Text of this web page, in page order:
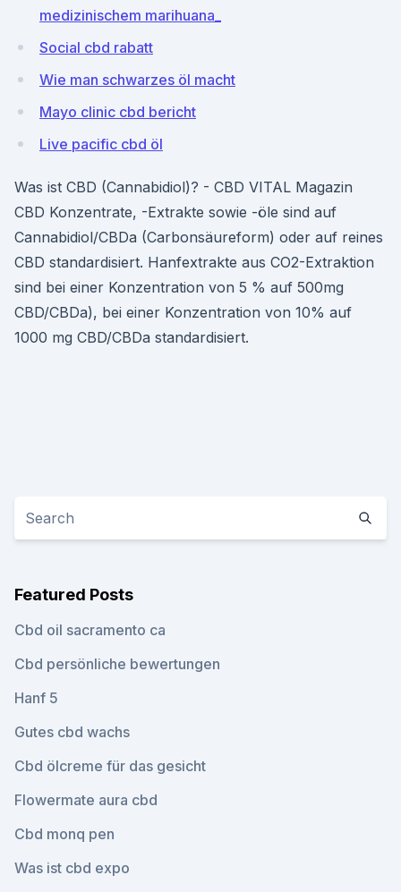
medizinischem marihuana_
Social cbd rabatt
Wie man schwarzes öl macht
Mayo clinic cbd bericht
Live pacific cbd öl
Was ist CBD (Cannabidiol)? - CBD VITAL Magazin
CBD Konzentrate, -Extrakte sowie -öle sind auf
Cannabidiol/CBDa (Carbonsäureform) oder auf reines
CBD standardisiert. Hanfextrakte aus CO2-Extraktion
sind bei einer Konzentration von 5 % auf 500mg
CBD/CBDa), bei einer Konzentration von 10% auf
1000 mg CBD/CBDa standardisiert.
Featured Posts
Cbd oil sacramento ca
Cbd persönliche bewertungen
Hanf 5
Gutes cbd wachs
Cbd ölcreme für das gesicht
Flowermate aura cbd
Cbd monq pen
Was ist cbd expo